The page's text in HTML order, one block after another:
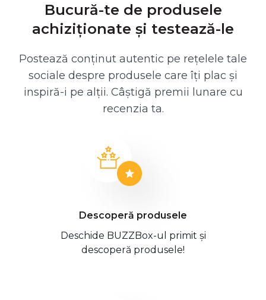
Bucură-te de produsele
achiziționate și testează-le
Postează conținut autentic pe rețelele tale
sociale despre produsele care îți plac și
inspiră-i pe alții. Câștigă premii lunare cu
recenzia ta.
Descoperă produsele
Deschide BUZZBox-ul primit și
descoperă produsele!